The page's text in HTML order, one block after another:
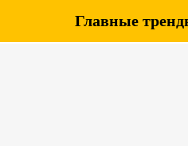
Главные